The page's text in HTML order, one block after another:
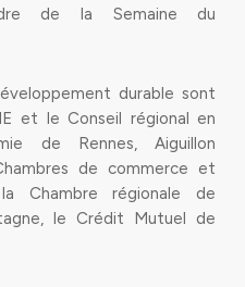
de la Semaine du
durable sont
et le Conseil régional en
de Rennes, Aiguillon
de commerce et
Chambre régionale de
le Crédit Mutuel de